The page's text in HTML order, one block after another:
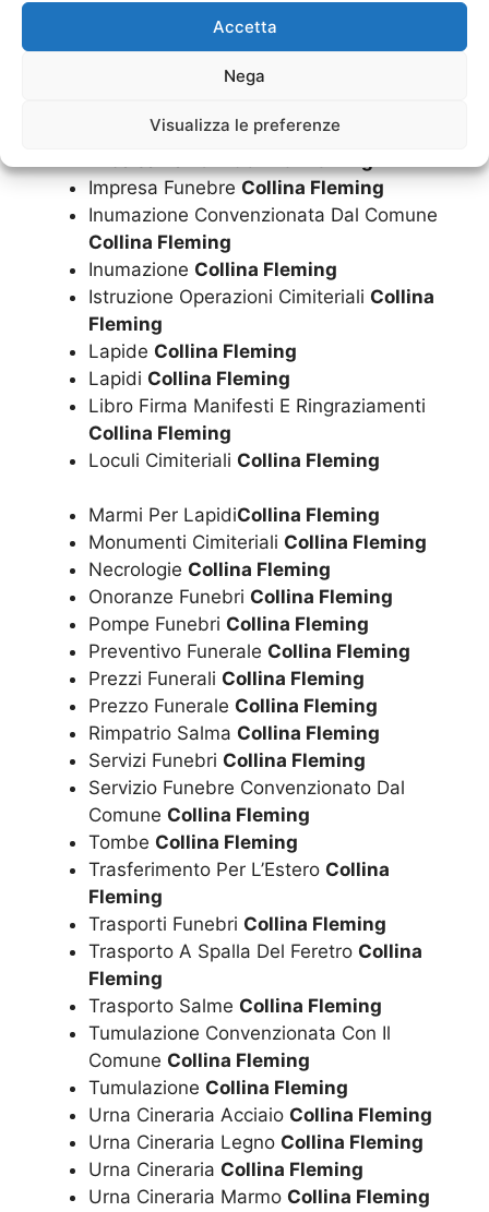
Accetta
Nega
Visualizza le preferenze
Collina Fleming
Funerale EconomicoCollina Fleming
Collina Fleming
FuneraliCollina Fleming
Impresa Funebre Collina Fleming
Inumazione Convenzionata Dal Comune
Collina Fleming
Inumazione Collina Fleming
Istruzione Operazioni Cimiteriali Collina
Fleming
Lapide Collina Fleming
Lapidi Collina Fleming
Libro Firma Manifesti E Ringraziamenti
Collina Fleming
Loculi Cimiteriali Collina Fleming
Marmi Per LapidiCollina Fleming
Monumenti Cimiteriali Collina Fleming
Necrologie Collina Fleming
Onoranze Funebri Collina Fleming
Pompe Funebri Collina Fleming
Preventivo Funerale Collina Fleming
Prezzi Funerali Collina Fleming
Prezzo Funerale Collina Fleming
Rimpatrio Salma Collina Fleming
Servizi Funebri Collina Fleming
Servizio Funebre Convenzionato Dal
Comune Collina Fleming
Tombe Collina Fleming
Trasferimento Per L’Estero Collina
Fleming
Trasporti Funebri Collina Fleming
Trasporto A Spalla Del Feretro Collina
Fleming
Trasporto Salme Collina Fleming
Tumulazione Convenzionata Con Il
Comune Collina Fleming
Tumulazione Collina Fleming
Urna Cineraria Acciaio Collina Fleming
Urna Cineraria Legno Collina Fleming
Urna Cineraria Collina Fleming
Urna Cineraria Marmo Collina Fleming